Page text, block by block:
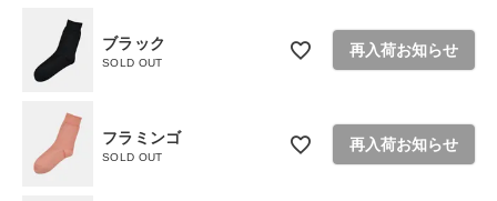
お問い合わせブラック
SOLD OUT
再入荷お知らせ
フラミンゴ
SOLD OUT
再入荷お知らせ